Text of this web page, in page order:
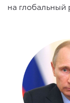
на глобальный